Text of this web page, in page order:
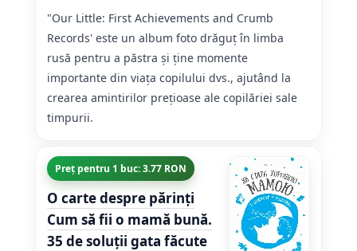
"Our Little: First Achievements and Crumb
Records' este un album foto drăguț în limba
rusă pentru a păstra și ține momente
importante din viața copilului dvs., ajutând la
crearea amintirilor prețioase ale copilăriei sale
timpurii.
Preț pentru 1 buc: 3.77 RON
O carte despre părinţi
Cum să fii o mamă bună.
35 de soluții gata făcute